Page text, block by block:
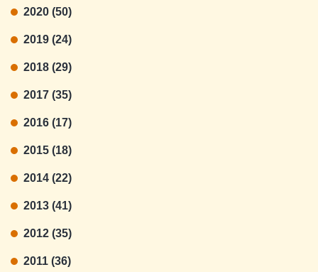
2020 (50)
2019 (24)
2018 (29)
2017 (35)
2016 (17)
2015 (18)
2014 (22)
2013 (41)
2012 (35)
2011 (36)